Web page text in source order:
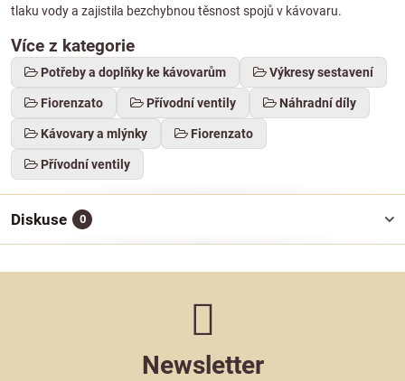
tlaku vody a zajistila bezchybnou těsnost spojů v kávovaru.
Více z kategorie
Potřeby a doplňky ke kávovarům Výkresy sestavení
Fiorenzato Přívodní ventily Náhradní díly
Kávovary a mlýnky Fiorenzato
Přívodní ventily
Diskuse 0
Newsletter